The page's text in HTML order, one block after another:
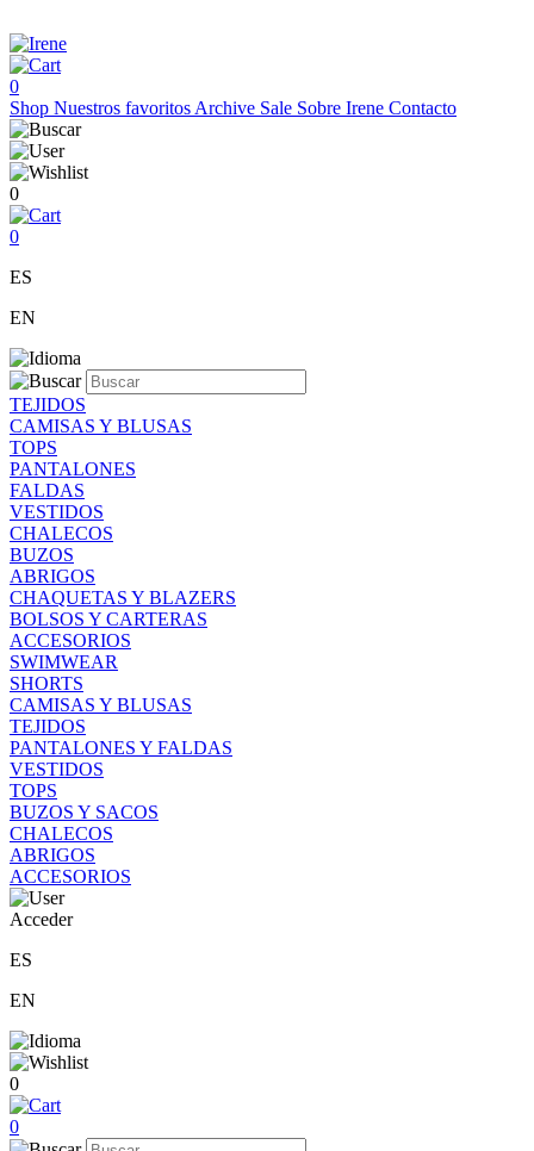
0
Shop Nuestros favoritos Archive Sale Sobre Irene Contacto
0
0
ES
EN
TEJIDOS
CAMISAS Y BLUSAS
TOPS
PANTALONES
FALDAS
VESTIDOS
CHALECOS
BUZOS
ABRIGOS
CHAQUETAS Y BLAZERS
BOLSOS Y CARTERAS
ACCESORIOS
SWIMWEAR
SHORTS
CAMISAS Y BLUSAS
TEJIDOS
PANTALONES Y FALDAS
VESTIDOS
TOPS
BUZOS Y SACOS
CHALECOS
ABRIGOS
ACCESORIOS
Acceder
ES
EN
0
0